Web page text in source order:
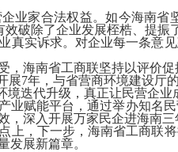
业家合法权益。如今海南省
效破除了企业发展桎梏、提振
实诉求。对企业每一条意见
南省工商联坚持以评价促
展7年，与省营商环境建设厅
迭代升级，真正让民营企业
业赋能平台，通过举办知名
深入开展万家民企进海南
，下一步，海南省工商联将
发展新篇章。